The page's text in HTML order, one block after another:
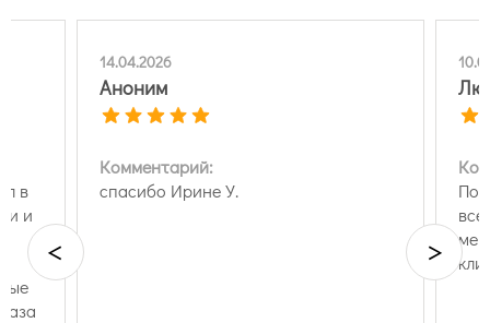
в
и
14.04.2026
Аноним
Комментарий:
спасибо Ирине У.
< >